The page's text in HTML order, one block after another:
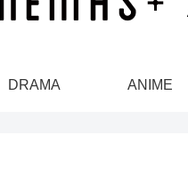
DRAMA ANIME